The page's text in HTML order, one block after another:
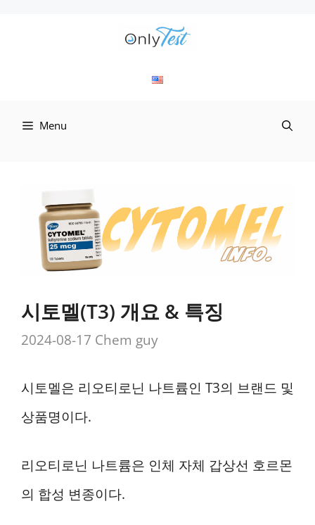
Menu
시토멜(T3) 개요 & 특징
2024-08-17 Chem guy
시토멜은 리오티로닌 나트륨인 T3의 브랜드 및
상품명이다.
리오티로닌 나트륨은 인체 자체 갑상선 호르몬
의 합성 변종이다.